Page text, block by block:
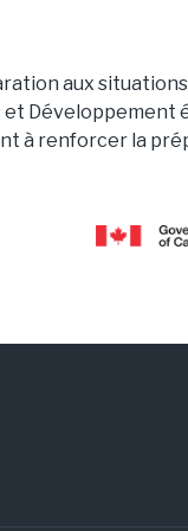
aux
et Développement
à renforcer la